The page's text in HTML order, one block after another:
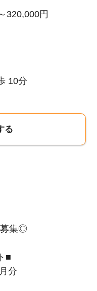
320,000円
10分
る
募集◎
■
分